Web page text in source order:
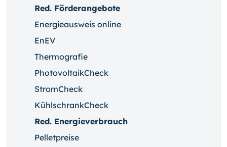
Red. Förderangebote
Energieausweis online
EnEV
Thermografie
PhotovoltaikCheck
StromCheck
KühlschrankCheck
Red. Energieverbrauch
Pelletpreise